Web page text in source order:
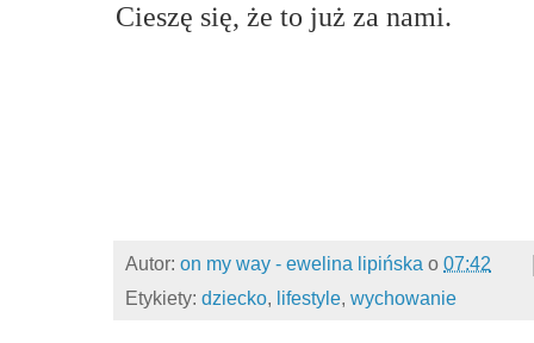
Cieszę się, że to już za nami.
Autor: on my way - ewelina lipińska o 07:42
Etykiety: dziecko lifestyle wychowanie